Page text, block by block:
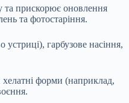
та прискорює оновлення
та фотостаріння.
гарбузове насіння,
форми (наприклад,